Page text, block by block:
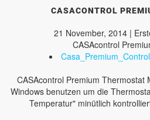
CASACONTROL
21 November, 2014 |
CASAcontrol
CASAcontrol Premium Thermostat
Windows benutzen um die
Temperatur" minütlich